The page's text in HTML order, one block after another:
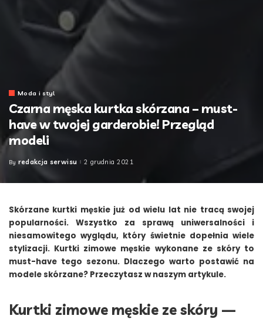
Moda i styl
Czarna męska kurtka skórzana – must-
have w twojej garderobie! Przegląd
modeli
Posted
By redakcja serwisu 2 grudnia 2021
Skórzane kurtki męskie już od wielu lat nie tracą swojej
popularności. Wszystko za sprawą uniwersalności i
niesamowitego wyglądu, który świetnie dopełnia wiele
stylizacji. Kurtki zimowe męskie wykonane ze skóry to
must-have tego sezonu. Dlaczego warto postawić na
modele skórzane? Przeczytasz w naszym artykule.
Kurtki zimowe męskie ze skóry —